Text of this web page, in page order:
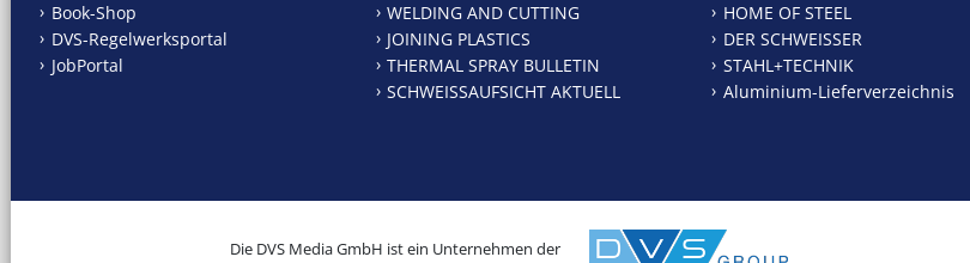
Book-Shop
DVS-Regelwerksportal
JobPortal
WELDING AND CUTTING
JOINING PLASTICS
THERMAL SPRAY BULLETIN
SCHWEISSAUFSICHT AKTUELL
HOME OF STEEL
DER SCHWEISSER
STAHL+TECHNIK
Aluminium-Lieferverzeichnis
Die DVS Media GmbH ist ein Unternehmen der